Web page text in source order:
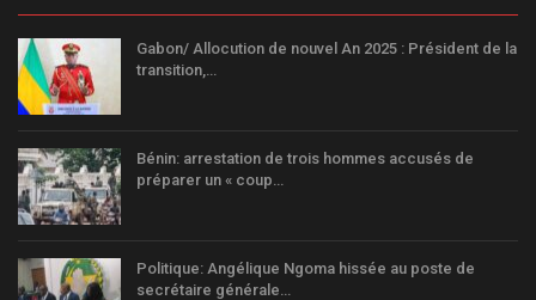
Gabon/ Allocution de nouvel An 2025 : Président de la
transition,…
Bénin: arrestation de trois hommes accusés de
préparer un « coup…
Politique: Angélique Ngoma hissée au poste de
secrétaire générale…